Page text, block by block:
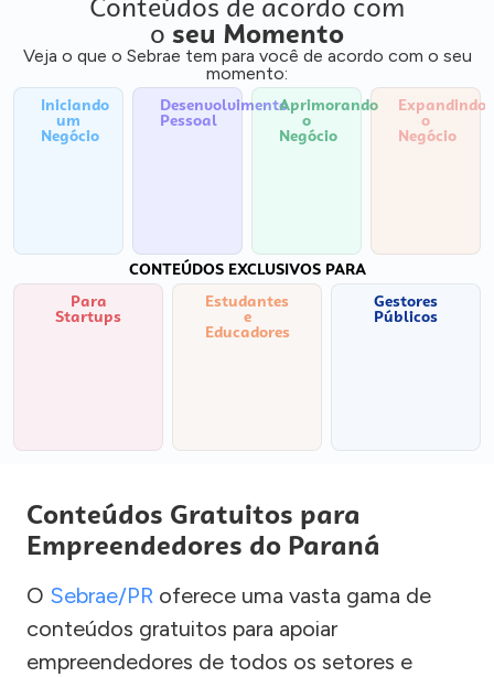
Conteúdos de acordo com
o seu Momento
Veja o que o Sebrae tem para você de acordo com o seu
momento:
Iniciando
um
Negócio
Desenvolvimento
Pessoal
Aprimorando
o
Negócio
Expandindo
o
Negócio
CONTEÚDOS EXCLUSIVOS PARA
Para
Startups
Estudantes
e
Educadores
Gestores
Públicos
Conteúdos Gratuitos para
Empreendedores do Paraná
O Sebrae/PR oferece uma vasta gama de
conteúdos gratuitos para apoiar
empreendedores de todos os setores e